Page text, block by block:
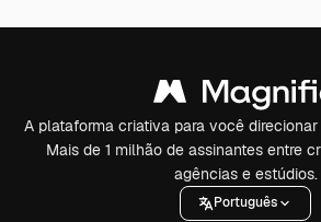
A plataforma criativa para você
Mais de 1 milhão de assinantes entre
agências e estúdios.
Português